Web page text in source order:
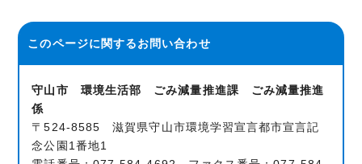
このページに関するお問い合わせ
守山市 環境生活部 ごみ減量推進課 ごみ減量推進
係
〒524-8585 滋賀県守山市環境学習宣言都市宣言記
念公園1番地1